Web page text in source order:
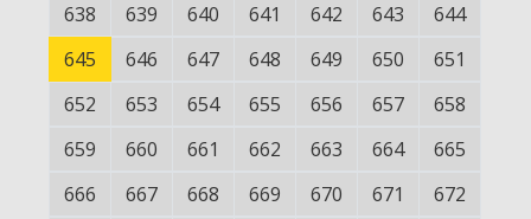
638
639 640 641 642 643
644
645
646 647 648 649 650
651
652
653 654 655 656 657
658
659
660 661 662 663 664
665
666
667 668 669 670 671
672